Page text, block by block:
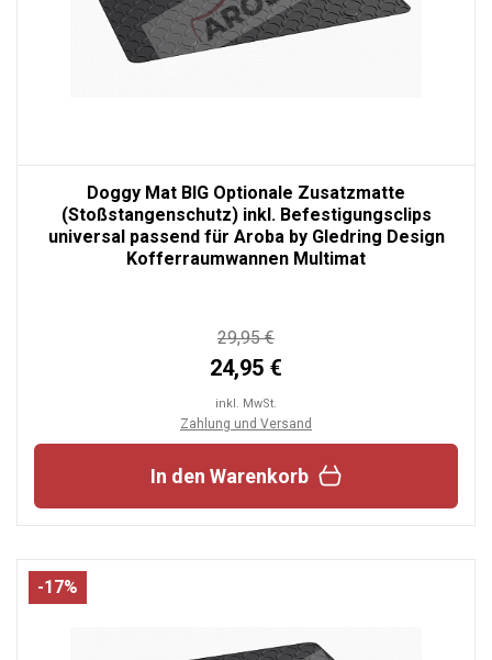
Doggy Mat BIG Optionale Zusatzmatte
(Stoßstangenschutz) inkl. Befestigungsclips
universal passend für Aroba by Gledring Design
Kofferraumwannen Multimat
29,95 €
24,95 €
inkl. MwSt.
Zahlung und Versand
In den Warenkorb
-17%